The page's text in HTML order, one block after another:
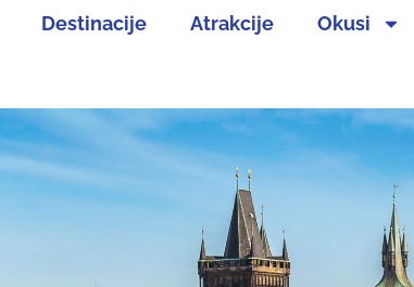
Destinacije Atrakcije Okusi